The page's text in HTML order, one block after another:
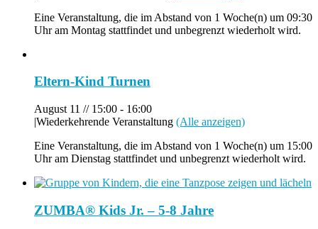
Eine Veranstaltung, die im Abstand von 1 Woche(n) um 09:30
Uhr am Montag stattfindet und unbegrenzt wiederholt wird.
Eltern-Kind Turnen
August 11 // 15:00 - 16:00
|Wiederkehrende Veranstaltung (Alle anzeigen)
Eine Veranstaltung, die im Abstand von 1 Woche(n) um 15:00
Uhr am Dienstag stattfindet und unbegrenzt wiederholt wird.
ZUMBA® Kids Jr. – 5-8 Jahre